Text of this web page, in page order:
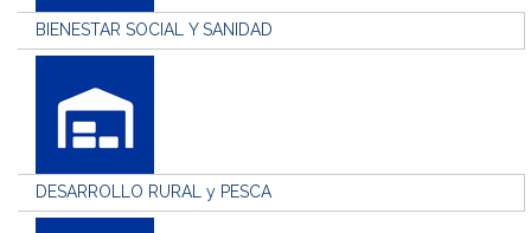
BIENESTAR SOCIAL Y SANIDAD
DESARROLLO RURAL y PESCA